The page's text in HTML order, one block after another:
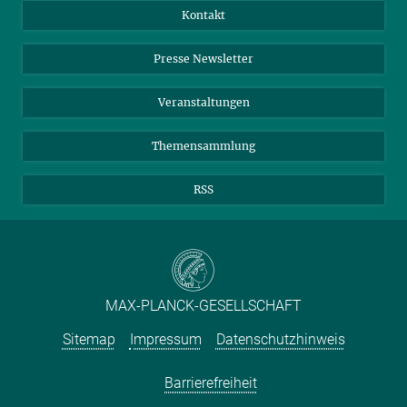
Meldestelle Fehlverhalten
TikTok
Instagram
YouTube
Kontakt
Presse Newsletter
Veranstaltungen
Themensammlung
RSS
MAX-PLANCK-GESELLSCHAFT
Sitemap
Impressum Datenschutzhinweis
Barrierefreiheit